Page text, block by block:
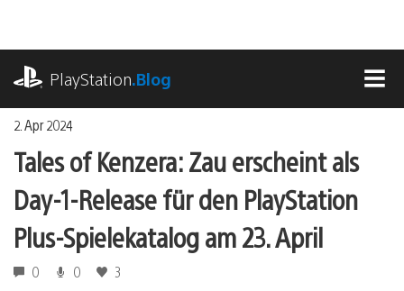
springen
PlayStation.Blog
2. Apr 2024
Tales of Kenzera: Zau erscheint als
Day-1-Release für den PlayStation
Plus-Spielekatalog am 23. April
0 0 3